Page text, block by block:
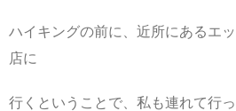
ハイキングの前に、近所にあるエ
店に
行くということで、私も連れて行っ